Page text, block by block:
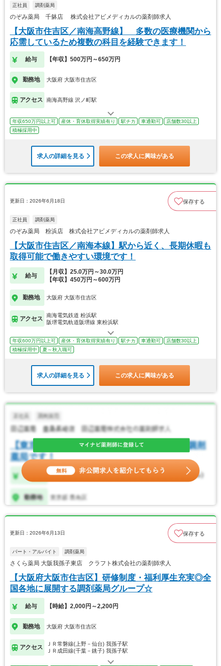
正社員 調剤薬局
のぞみ薬局 千躰店 株式会社アビメディカルの薬剤師求人
【大阪市住吉区／南海高野線】 多数の医療機関から
応需しているため複数の科目を経験できます！
給与 【年収】500万円～650万円
勤務地 大阪府 大阪市住吉区
アクセス 南海高野線 沢ノ町駅
年収650万円以上可 産休・育休取得実績有り 駅チカ 車通勤可
店舗数30以上
積極採用中
求人の詳細を見る この求人に興味がある
更新日：2026年6月18日 保存する
正社員 調剤薬局
のぞみ薬局 粉浜店 株式会社アビメディカルの薬剤師求人
【大阪市住吉区／南海本線】駅から近く、長期休暇も
取得可能で働きやすい環境です！
給与
【月収】25.0万円～30.0万円
【年収】450万円～600万円
勤務地 大阪府 大阪市住吉区
アクセス
南海電気鉄道 粉浜駅
阪堺電気軌道阪堺線 東粉浜駅
年収600万円以上可 産休・育休取得実績有り 駅チカ 車通勤可
店舗数30以上
積極採用中
夏～秋入職可
求人の詳細を見る この求人に興味がある
更新日：2026年6月13日 保存する
パート・アルバイト 調剤薬局
さくら薬局 大阪我孫子東店 クラフト株式会社の薬剤師求人
【大阪府大阪市住吉区】研修制度・福利厚生充実◎全
国各地に展開する調剤薬局グループ☆
給与 【時給】2,000円～2,200円
勤務地 大阪府 大阪市住吉区
アクセス
ＪＲ常磐線(上野－仙台) 我孫子駅
ＪＲ成田線(千葉－銚子) 我孫子駅